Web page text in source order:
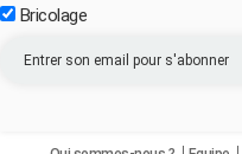
Bricolage